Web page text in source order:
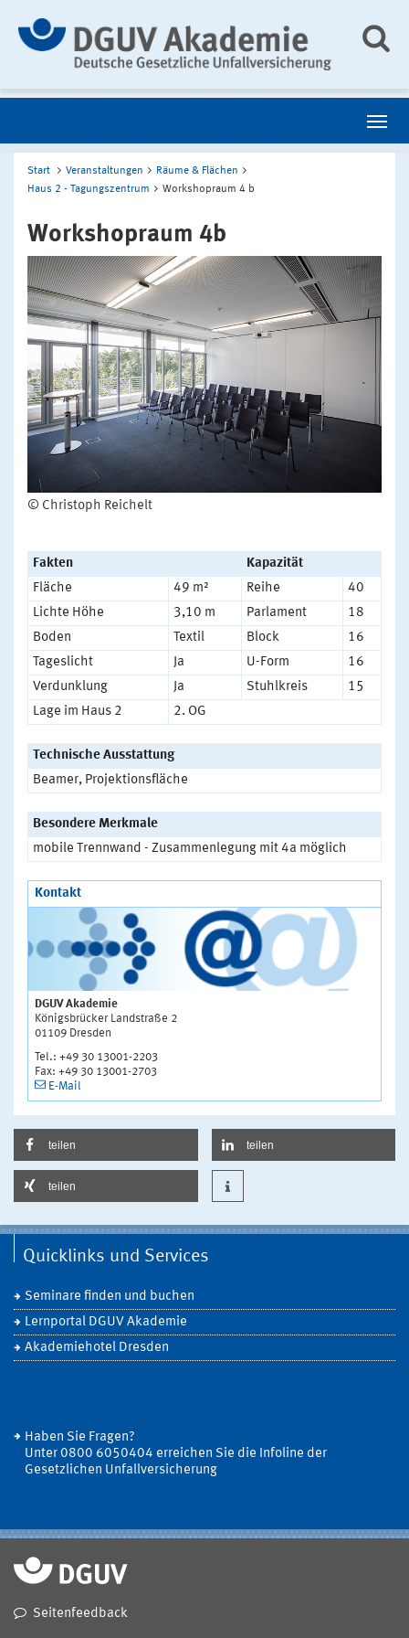
Start Veranstaltungen
Räume & Flächen
Haus 2 - Tagungszentrum
Workshopraum 4 b
Workshopraum 4b
© Christoph Reichelt
Fakten
Kapazität
Fläche
49 m² Reihe
40
Lichte Höhe
3,10 m Parlament
18
Boden
Textil Block
16
Tageslicht
Ja U-Form
16
Verdunklung
Ja Stuhlkreis
15
Lage im Haus 2
2. OG
Technische Ausstattung
Beamer, Projektionsfläche
Besondere Merkmale
mobile Trennwand - Zusammenlegung mit 4a möglich
Kontakt
DGUV Akademie
Königsbrücker Landstraße 2
01109 Dresden
Tel.: +49 30 13001-2203
Fax: +49 30 13001-2703
E-Mail
teilen teilen
teilen
Quicklinks und Services
Seminare finden und buchen
Lernportal DGUV Akademie
Akademiehotel Dresden
Haben Sie Fragen?
Unter 0800 6050404 erreichen Sie die Infoline der
Gesetzlichen Unfallversicherung
Seitenfeedback